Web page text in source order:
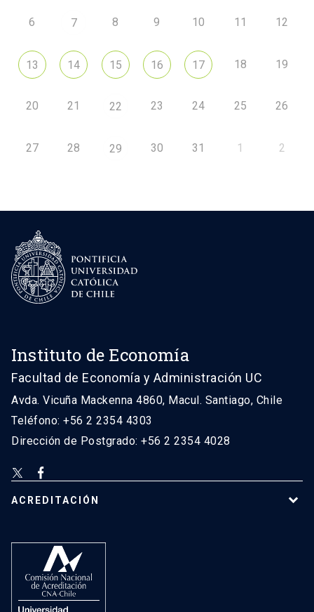
6 7 8 9 10 11 12
13 14 15 16 17 18 19
20 21 22 23 24 25 26
27 28 29 30 31 1 2
Instituto de Economía
Facultad de Economía y Administración UC
Avda. Vicuña Mackenna 4860, Macul. Santiago, Chile
Teléfono: +56 2 2354 4303
Dirección de Postgrado: +56 2 2354 4028
ACREDITACIÓN